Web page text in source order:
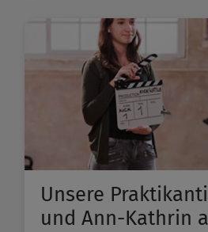
Unsere
und Ann-Kathrin